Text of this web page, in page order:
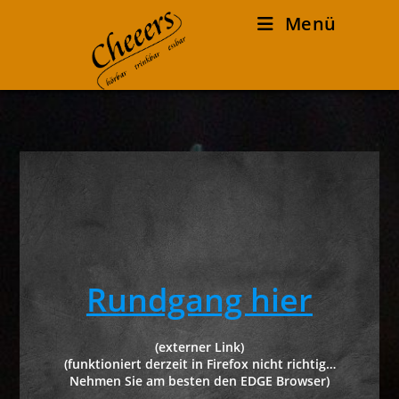
Zum
Menü
Rundgang hier
(externer Link)
(funktioniert derzeit in Firefox nicht richtig…
Nehmen Sie am besten den EDGE Browser)